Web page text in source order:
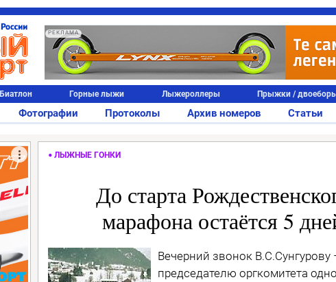
РЕКЛАМА
Биатлон Горные лыжи Лыжероллеры Прыжки /
Фотографии Протоколы Архив номеров Статьи
ЛЫЖНЫЕ ГОНКИ
До старта
марафона остаётся 5
Вечерний звонок В.С.Сунгурову
председателю оргкомитета